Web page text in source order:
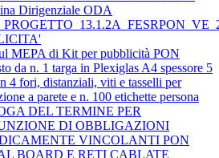
Dirigenziale ODA
MEPA di Kit per pubblicità PON
da n. 1 targa in Plexiglas A4 spessore 5
4 fori, distanziali, viti e tasselli per
a parete e n. 100 etichette persona
DEL TERMINE PER
DI OBBLIGAZIONI
VINCOLANTI PON
BOARD E RETI CABLATE